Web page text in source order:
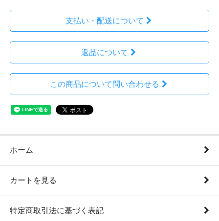
支払い・配送について
返品について
この商品について問い合わせる
ホーム
カートを見る
特定商取引法に基づく表記